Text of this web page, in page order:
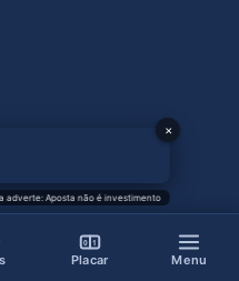
0 1
Placar Menu
×
adverte: Aposta não é investimento